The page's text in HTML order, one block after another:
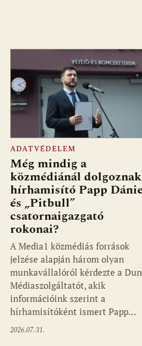
ADATVÉDELEM
Még mindig a
közmédiánál
hírhamisító Papp
és „Pitbull”
csatornaigazgató
rokonai?
A Media1 közmédiás források
jelzése alapján három olyan
munkavállalóról kérdezte a
Médiaszolgáltatót, akik
információink szerint a
hírhamisítóként ismert Papp…
2026.07.31.